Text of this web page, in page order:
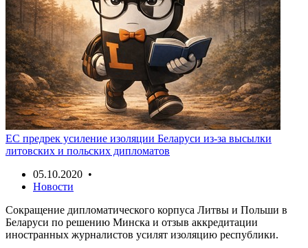
ЕС предрек усиление изоляции Беларуси из-за высылки
литовских и польских дипломатов
05.10.2020 •
Новости
Сокращение дипломатического корпуса Литвы и Польши в
Беларуси по решению Минска и отзыв аккредитации
иностранных журналистов усилят изоляцию республики.